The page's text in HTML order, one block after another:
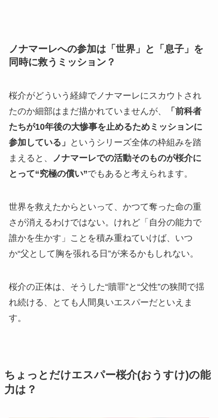
ノナマーレへの参加は「世界」と「息子」を
同時に救うミッション？
桜介がどういう経緯でノナマーレにスカウトされ
たのか細部はまだ描かれていませんが、
「前科者
たちが10年後の大惨事を止めるためミッションに
参加している」
というシリーズ全体の枠組みを踏
まえると、
ノナマーレでの活動そのものが桜介に
とって“究極の償い”でもあると考えられます。
世界を救えたからといって、かつて奪った命の重
さが消えるわけではない。けれど「自分の能力で
誰かを生かす」ことを積み重ねていけば、いつ
か“父として胸を張れる日”が来るかもしれない。
桜介の正体は、そうした“贖罪”と“父性”の狭間で揺
れ続ける、とても人間臭いエスパーだといえま
す。
ちょっとだけエスパー桜介(おうすけ)の能
力は？